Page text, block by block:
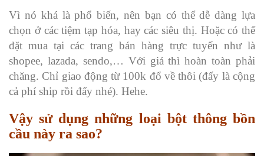
Vì nó khá là phổ biến, nên bạn có thể dễ dàng lựa
chọn ở các tiệm tạp hóa, hay các siêu thị. Hoặc có thể
đặt mua tại các trang bán hàng trực tuyến như là
shopee, lazada, sendo,… Với giá thì hoàn toàn phải
chăng. Chỉ giao động từ 100k đổ về thôi (đấy là cộng
cả phí ship rồi đấy nhé). Hehe.
Vậy sử dụng những loại bột thông bồn
cầu này ra sao?